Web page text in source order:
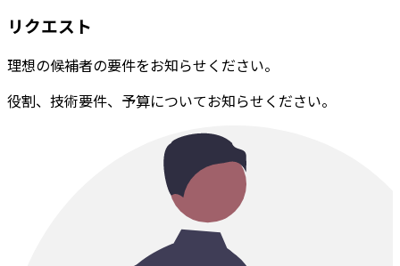
リクエスト
理想の候補者の要件をお知らせください。
役割、技術要件、予算についてお知らせください。